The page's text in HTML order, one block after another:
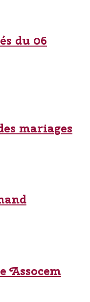
du 06
mariages
Assocem